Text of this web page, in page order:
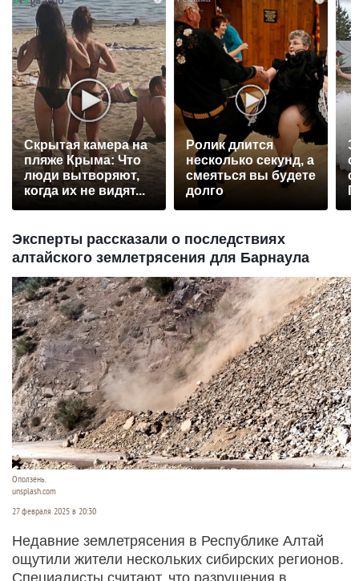
Скрытая камера на
пляже Крыма: Что
люди вытворяют,
когда их не видят...
Ролик длится
несколько секунд, а
смеяться вы будете
долго
Эксперты рассказали о последствиях
алтайского землетрясения для Барнаула
Оползень.
unsplash.com
27 февраля 2025 в 20:30
Недавние землетрясения в Республике Алтай
ощутили жители нескольких сибирских регионов.
Специалисты считают, что разрушения в